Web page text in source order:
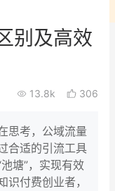
别及高效
13.8k 306
思考，公域流量
合适的引流工具
塘”，实现有效
付费创业者，